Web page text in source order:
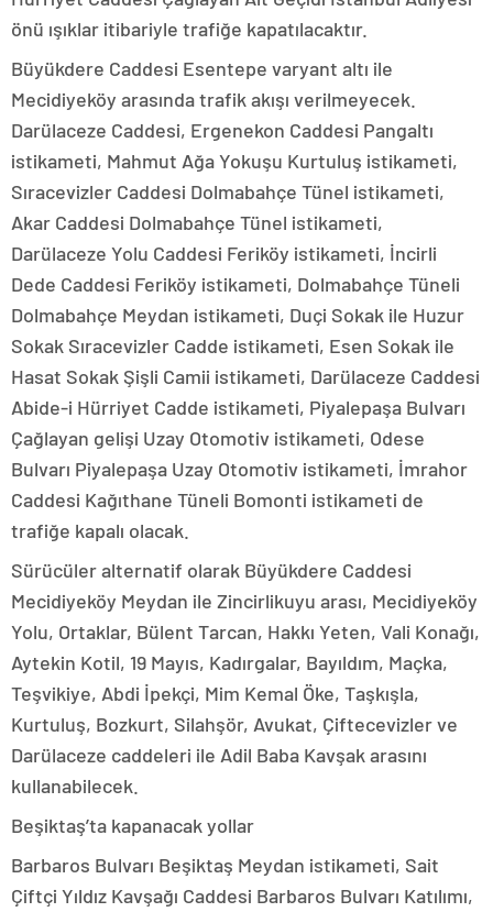
önü ışıklar itibariyle trafiğe kapatılacaktır.
Büyükdere Caddesi Esentepe varyant altı ile
Mecidiyeköy arasında trafik akışı verilmeyecek.
Darülaceze Caddesi, Ergenekon Caddesi Pangaltı
istikameti, Mahmut Ağa Yokuşu Kurtuluş istikameti,
Sıracevizler Caddesi Dolmabahçe Tünel istikameti,
Akar Caddesi Dolmabahçe Tünel istikameti,
Darülaceze Yolu Caddesi Feriköy istikameti, İncirli
Dede Caddesi Feriköy istikameti, Dolmabahçe Tüneli
Dolmabahçe Meydan istikameti, Duçi Sokak ile Huzur
Sokak Sıracevizler Cadde istikameti, Esen Sokak ile
Hasat Sokak Şişli Camii istikameti, Darülaceze Caddesi
Abide-i Hürriyet Cadde istikameti, Piyalepaşa Bulvarı
Çağlayan gelişi Uzay Otomotiv istikameti, Odese
Bulvarı Piyalepaşa Uzay Otomotiv istikameti, İmrahor
Caddesi Kağıthane Tüneli Bomonti istikameti de
trafiğe kapalı olacak.
Sürücüler alternatif olarak Büyükdere Caddesi
Mecidiyeköy Meydan ile Zincirlikuyu arası, Mecidiyeköy
Yolu, Ortaklar, Bülent Tarcan, Hakkı Yeten, Vali Konağı,
Aytekin Kotil, 19 Mayıs, Kadırgalar, Bayıldım, Maçka,
Teşvikiye, Abdi İpekçi, Mim Kemal Öke, Taşkışla,
Kurtuluş, Bozkurt, Silahşör, Avukat, Çiftecevizler ve
Darülaceze caddeleri ile Adil Baba Kavşak arasını
kullanabilecek.
Beşiktaş’ta kapanacak yollar
Barbaros Bulvarı Beşiktaş Meydan istikameti, Sait
Çiftçi Yıldız Kavşağı Caddesi Barbaros Bulvarı Katılımı,